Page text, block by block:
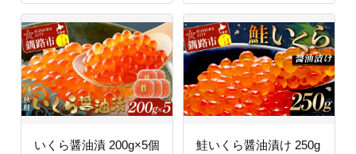
いくら醤油漬 200g×5個
鮭いくら醤油漬け 250g